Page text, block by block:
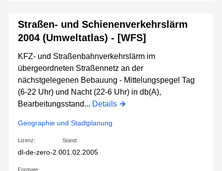
Straßen- und Schienenverkehrslärm
2004 (Umweltatlas) - [WFS]
KFZ- und Straßenbahnverkehrslärm im
übergeordneten Straßennetz an der
nächstgelegenen Bebauung - Mittelungspegel Tag
(6-22 Uhr) und Nacht (22-6 Uhr) in db(A),
Bearbeitungsstand... Details
Geographie und Stadtplanung
Lizenz:
dl-de-zero-2.0
Stand:
01.02.2005
Formate: